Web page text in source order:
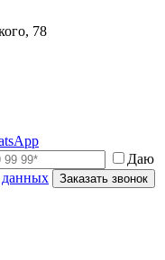
78
Даю
данных Заказать звонок